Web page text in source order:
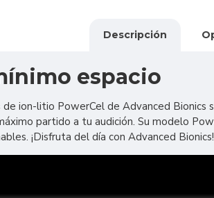
Descripción
espacio
ion-litio PowerCel de Advanced
partido a tu audición. Su modelo
¡Disfruta del día con Advanced Bionics!